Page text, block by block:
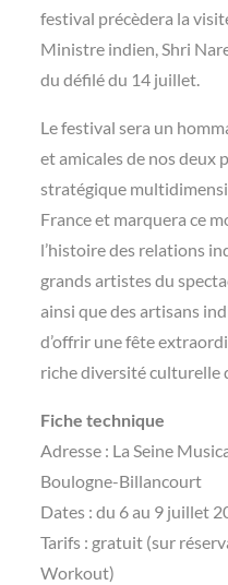
festival précèdera la
Ministre indien, Shri
du défilé du 14 juillet.
Le festival sera un
et amicales de nos deux
stratégique
France et marquera ce
l’histoire des relations
grands artistes du
ainsi que des artisans
d’offrir une fête
riche diversité culturelle
Fiche technique
Adresse : La Seine
Boulogne-Billancourt
Dates : du 6 au 9 juillet
Tarifs : gratuit (sur
Workout)